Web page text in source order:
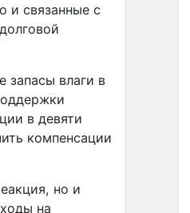
и связанные с
запасы влаги в
в девяти
компенсации
но и
на